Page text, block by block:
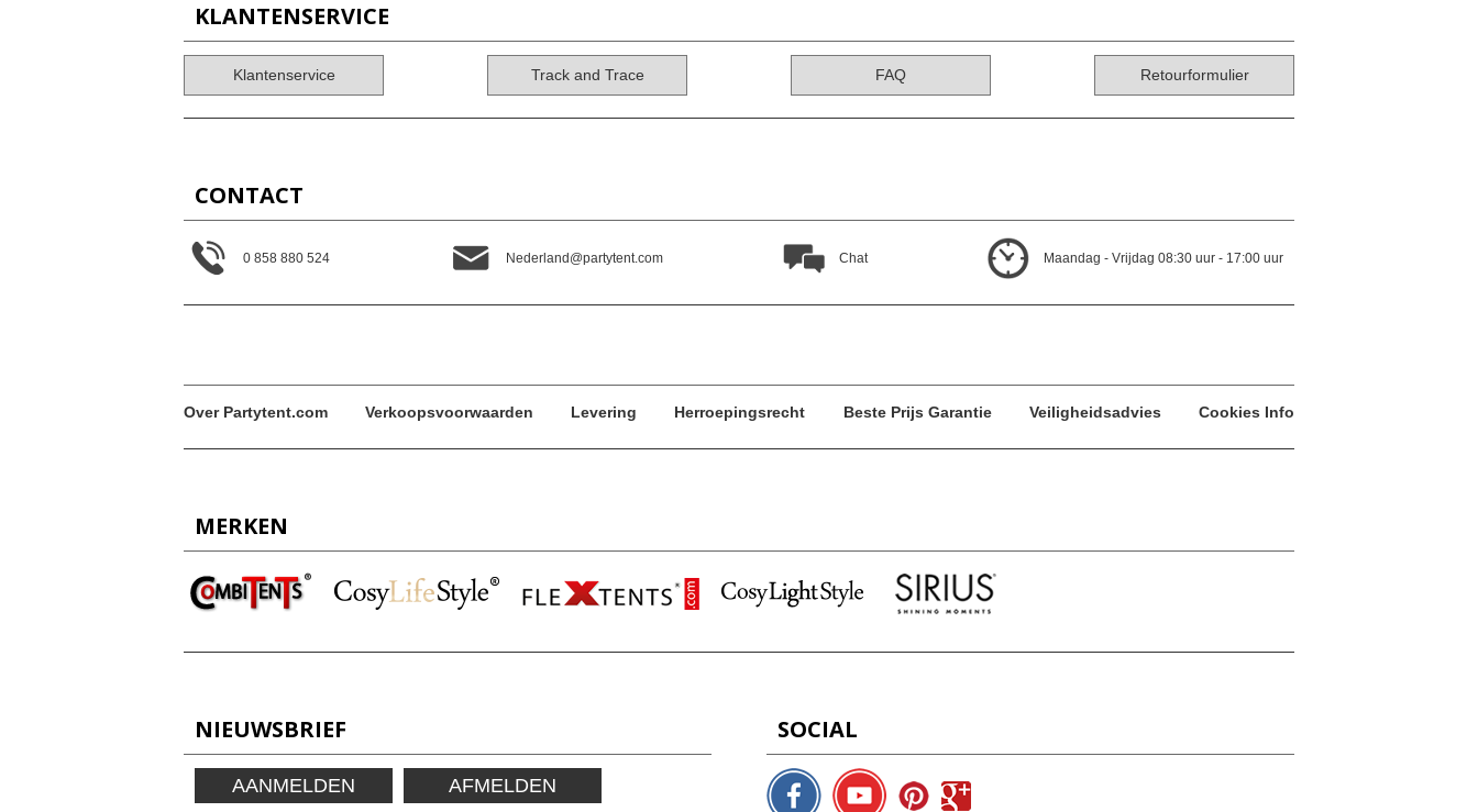
KLANTENSERVICE
Klantenservice Track and Trace FAQ Retourformulier
CONTACT
0 858 880 524 Nederland@partytent.com Chat Maandag - Vrijdag 08:30 uur - 17:00 uur
Over Partytent.com Verkoopsvoorwaarden Levering Herroepingsrecht Beste Prijs Garantie Veiligheidsadvies Cookies Info
MERKEN
NIEUWSBRIEF
AANMELDEN AFMELDEN
SOCIAL